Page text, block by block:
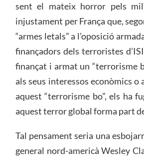
sent el mateix horror pels
injustament per França que,
“armes letals” a l’oposició
finançadors dels terroristes
finançat i armat un “terrorisme
als seus interessos econòmics o
aquest “terrorisme bo”, els ha
aquest terror global forma part
Tal pensament seria una
general nord-americà Wesley